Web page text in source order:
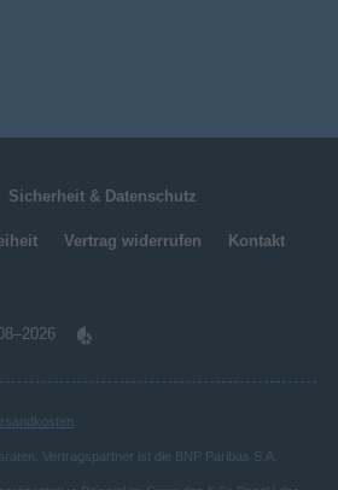
Sicherheit & Datenschutz
Vertrag widerrufen Kontakt
Vertragspartner ist die BNP Paribas S.A.